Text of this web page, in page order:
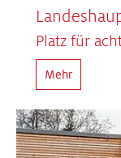
Platz für
Mehr